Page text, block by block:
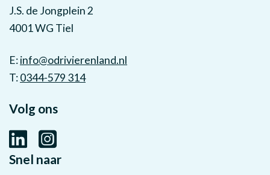
J.S. de Jongplein 2
4001 WG Tiel
E:info@odrivierenland.nl
T:0344-579 314
Volg ons
Snel naar